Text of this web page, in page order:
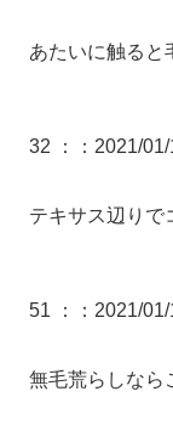
あたいに触ると
32 ： ：2021/
テキサス辺りで
51 ： ：2021/
無毛荒らしなら